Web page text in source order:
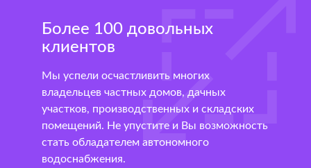
Более 100 довольных
клиентов
Мы успели осчастливить многих
владельцев частных домов, дачных
участков, производственных и складских
помещений. Не упустите и Вы возможность
стать обладателем автономного
водоснабжения.